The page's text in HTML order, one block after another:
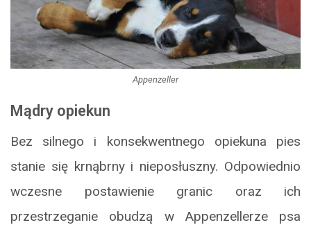
Appenzeller
Mądry opiekun
Bez silnego i konsekwentnego opiekuna pies
stanie się krnąbrny i nieposłuszny. Odpowiednio
wczesne postawienie granic oraz ich
przestrzeganie obudzą w Appenzellerze psa